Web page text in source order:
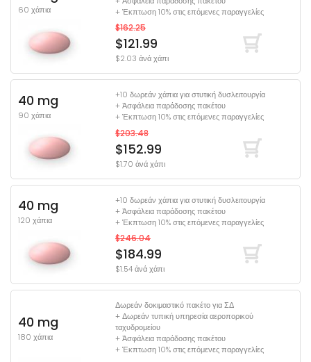
60 χάπια
+ Έκπτωση 10% στις επόμενες παραγγελίες
$162.25
$121.99
$2.03 ἀνά χάπι
40 mg
90 χάπια
+10 δωρεάν χάπια για στυτική δυσλειτουργία
+ Ἀσφάλεια παράδοσης πακέτου
+ Έκπτωση 10% στις επόμενες παραγγελίες
$203.48
$152.99
$1.70 ἀνά χάπι
40 mg
120 χάπια
+10 δωρεάν χάπια για στυτική δυσλειτουργία
+ Ἀσφάλεια παράδοσης πακέτου
+ Έκπτωση 10% στις επόμενες παραγγελίες
$246.04
$184.99
$1.54 ἀνά χάπι
40 mg
180 χάπια
Δωρεάν δοκιμαστικό πακέτο για ΣΔ
+ Δωρεάν τυπική υπηρεσία αεροπορικού
ταχυδρομείου
+ Ἀσφάλεια παράδοσης πακέτου
+ Έκπτωση 10% στις επόμενες παραγγελίες